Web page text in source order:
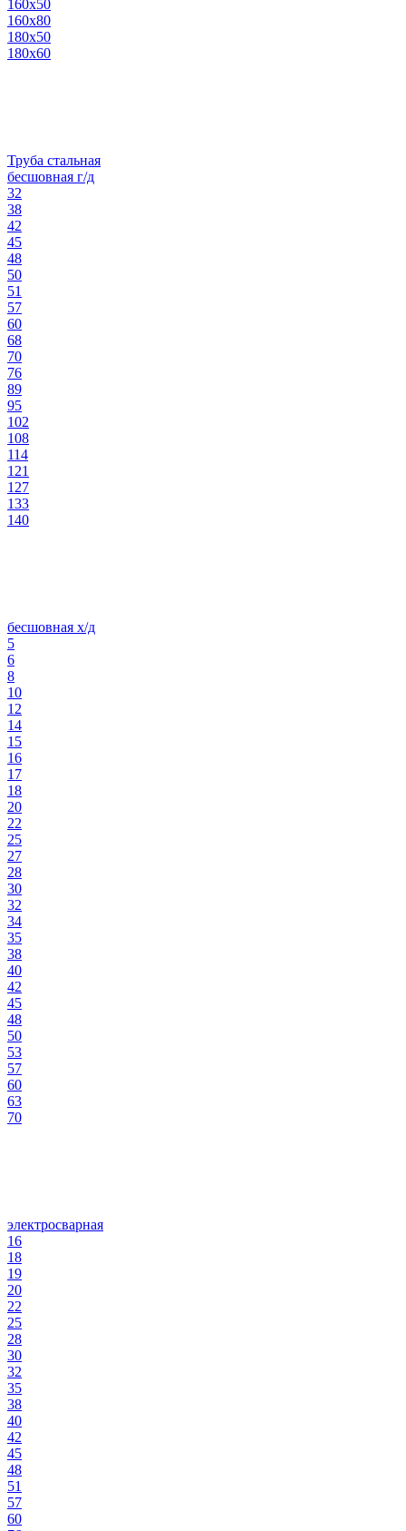
160х50
160х80
180х50
180х60
Труба стальная
бесшовная г/д
32
38
42
45
48
50
51
57
60
68
70
76
89
95
102
108
114
121
127
133
140
бесшовная х/д
5
6
8
10
12
14
15
16
17
18
20
22
25
27
28
30
32
34
35
38
40
42
45
48
50
53
57
60
63
70
электросварная
16
18
19
20
22
25
28
30
32
35
38
40
42
45
48
51
57
60